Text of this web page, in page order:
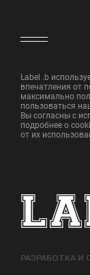
Label .b
впечатления от
максимально
пользоваться
Вы согласны с
подробнее о
от их
РАЗРАБОТКА